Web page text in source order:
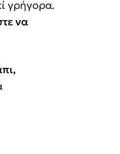
γρήγορα.
να